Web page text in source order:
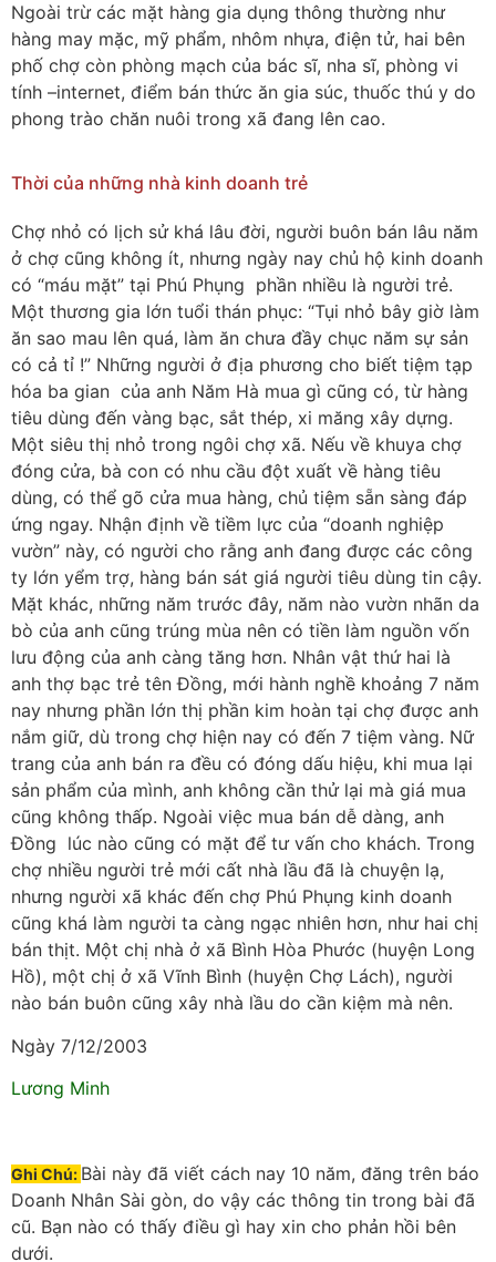
Ngoài trừ các mặt hàng gia dụng thông thường như
hàng may mặc, mỹ phẩm, nhôm nhựa, điện tử, hai bên
phố chợ còn phòng mạch của bác sĩ, nha sĩ, phòng vi
tính –internet, điểm bán thức ăn gia súc, thuốc thú y do
phong trào chăn nuôi trong xã đang lên cao.
Thời của những nhà kinh doanh trẻ
Chợ nhỏ có lịch sử khá lâu đời, người buôn bán lâu năm
ở chợ cũng không ít, nhưng ngày nay chủ hộ kinh doanh
có “máu mặt” tại Phú Phụng phần nhiều là người trẻ.
Một thương gia lớn tuổi thán phục: “Tụi nhỏ bây giờ làm
ăn sao mau lên quá, làm ăn chưa đầy chục năm sự sản
có cả tỉ !” Những người ở địa phương cho biết tiệm tạp
hóa ba gian của anh Năm Hà mua gì cũng có, từ hàng
tiêu dùng đến vàng bạc, sắt thép, xi măng xây dựng.
Một siêu thị nhỏ trong ngôi chợ xã. Nếu về khuya chợ
đóng cửa, bà con có nhu cầu đột xuất về hàng tiêu
dùng, có thể gõ cửa mua hàng, chủ tiệm sẵn sàng đáp
ứng ngay. Nhận định về tiềm lực của “doanh nghiệp
vườn” này, có người cho rằng anh đang được các công
ty lớn yểm trợ, hàng bán sát giá người tiêu dùng tin cậy.
Mặt khác, những năm trước đây, năm nào vườn nhãn da
bò của anh cũng trúng mùa nên có tiền làm nguồn vốn
lưu động của anh càng tăng hơn. Nhân vật thứ hai là
anh thợ bạc trẻ tên Đồng, mới hành nghề khoảng 7 năm
nay nhưng phần lớn thị phần kim hoàn tại chợ được anh
nắm giữ, dù trong chợ hiện nay có đến 7 tiệm vàng. Nữ
trang của anh bán ra đều có đóng dấu hiệu, khi mua lại
sản phẩm của mình, anh không cần thử lại mà giá mua
cũng không thấp. Ngoài việc mua bán dễ dàng, anh
Đồng lúc nào cũng có mặt để tư vấn cho khách. Trong
chợ nhiều người trẻ mới cất nhà lầu đã là chuyện lạ,
nhưng người xã khác đến chợ Phú Phụng kinh doanh
cũng khá làm người ta càng ngạc nhiên hơn, như hai chị
bán thịt. Một chị nhà ở xã Bình Hòa Phước (huyện Long
Hồ), một chị ở xã Vĩnh Bình (huyện Chợ Lách), người
nào bán buôn cũng xây nhà lầu do cần kiệm mà nên.
Ngày 7/12/2003
Lương Minh
Ghi Chú: Bài này đã viết cách nay 10 năm, đăng trên báo
Doanh Nhân Sài gòn, do vậy các thông tin trong bài đã
cũ. Bạn nào có thấy điều gì hay xin cho phản hồi bên
dưới.